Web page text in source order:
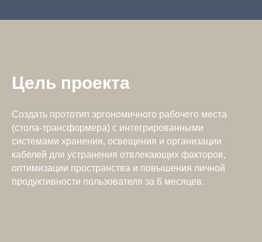
Цель проекта
Создать прототип эргономичного рабочего места
(стола-трансформера) с интегрированными
системами хранения, освещения и организации
кабелей для устранения отвлекающих факторов,
оптимизации пространства и повышения личной
продуктивности пользователя за 6 месяцев.